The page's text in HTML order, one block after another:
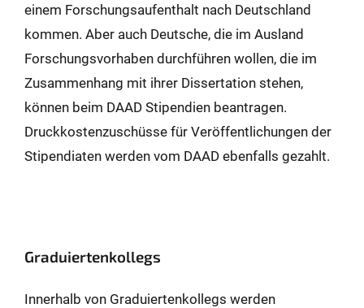
einem Forschungsaufenthalt nach Deutschland
kommen. Aber auch Deutsche, die im Ausland
Forschungsvorhaben durchführen wollen, die im
Zusammenhang mit ihrer Dissertation stehen,
können beim DAAD Stipendien beantragen.
Druckkostenzuschüsse für Veröffentlichungen der
Stipendiaten werden vom DAAD ebenfalls gezahlt.
Graduiertenkollegs
Innerhalb von Graduiertenkollegs werden